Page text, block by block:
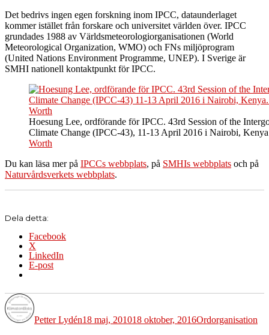
Det bedrivs ingen egen forskning inom IPCC, dataunderlaget
kommer istället från forskare och universitet världen över. IPCC
grundades 1988 av Världsmeteorologiorganisationen (World
Meteorological Organization, WMO) och FNs miljöprogram
(United Nations Environment Programme, UNEP). I Sverige är
SMHI nationell kontaktpunkt för IPCC.
Hoesung Lee, ordförande för IPCC. 43rd Session of the
Climate Change (IPCC-43), 11-13 April 2016 i Nairobi,
Worth
Du kan läsa mer på IPCCs webbplats, på SMHIs webbplats och på
Naturvårdsverkets webbplats.
Dela detta:
Facebook
X
LinkedIn
E-post
Petter Lydén18 maj, 201018 oktober, 2016Ordorganisation